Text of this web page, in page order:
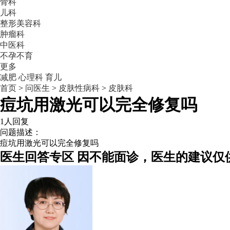
骨科
儿科
整形美容科
肿瘤科
中医科
不孕不育
更多
减肥 心理科 育儿
首页 > 问医生 > 皮肤性病科 > 皮肤科
痘坑用激光可以完全修复吗
1人回复
问题描述：
痘坑用激光可以完全修复吗
医生回答专区 因不能面诊，医生的建议仅